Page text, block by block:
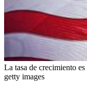
La tasa de crecimiento
getty images